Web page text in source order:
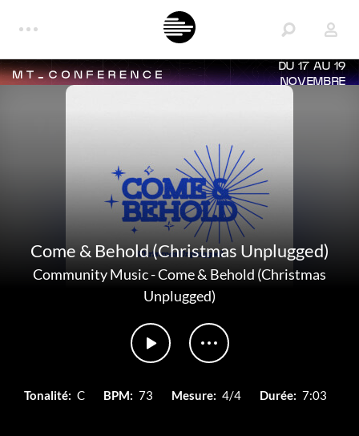
DU 17 AU 19
NOVEMBRE
Come & Behold (Christmas Unplugged)
Community Music-Come & Behold (Christmas
Unplugged)
Tonalité: C BPM: 73 Mesure: 4/4 Durée: 7:03